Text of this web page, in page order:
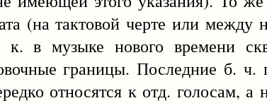
(на тактовой черте или между
в музыке нового времени
границы. Последние б. ч.
относятся к отд. голосам, а